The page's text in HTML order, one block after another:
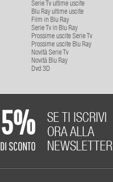
Serie Tv ultime uscite
Blu Ray ultime uscite
Film in Blu Ray
Serie Tv in Blu Ray
Prossime uscite Serie Tv
Prossime uscite Blu Ray
Novità Serie Tv
Novità Blu Ray
Dvd 3D
5%
DI SCONTO
SE TI ISCRIVI
ORA ALLA
NEWSLETTER